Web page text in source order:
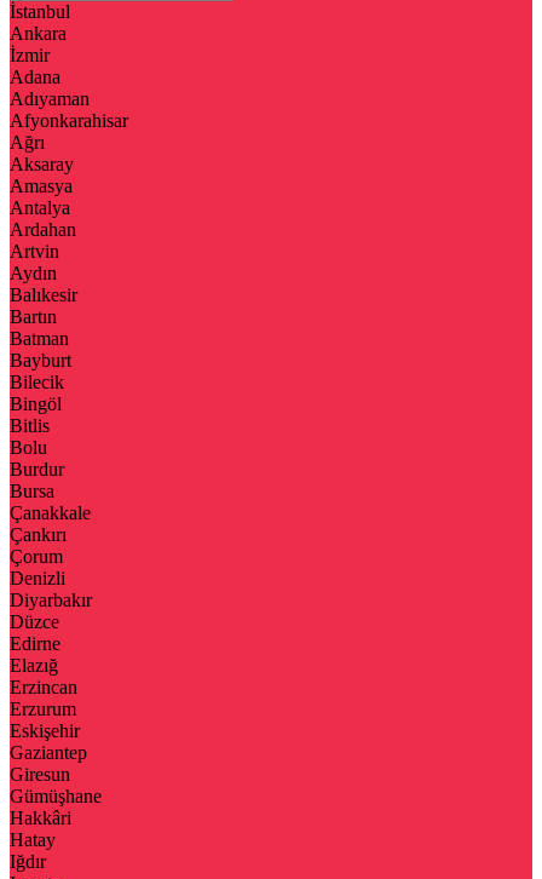
İstanbul
Ankara
İzmir
Adana
Adıyaman
Afyonkarahisar
Ağrı
Aksaray
Amasya
Antalya
Ardahan
Artvin
Aydın
Balıkesir
Bartın
Batman
Bayburt
Bilecik
Bingöl
Bitlis
Bolu
Burdur
Bursa
Çanakkale
Çankırı
Çorum
Denizli
Diyarbakır
Düzce
Edirne
Elazığ
Erzincan
Erzurum
Eskişehir
Gaziantep
Giresun
Gümüşhane
Hakkâri
Hatay
Iğdır